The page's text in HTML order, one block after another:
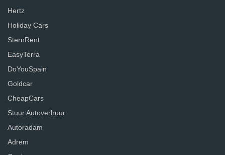
Hertz
Holiday Cars
SternRent
EasyTerra
DoYouSpain
Goldcar
CheapCars
Stuur Autoverhuur
Autoradam
Adrem